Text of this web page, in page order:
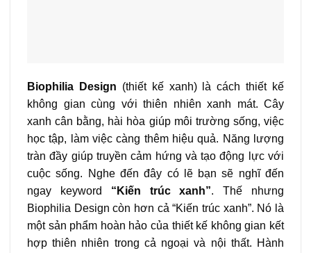
Biophilia Design (thiết kế xanh) là cách thiết kế
không gian cùng với thiên nhiên xanh mát. Cây
xanh cân bằng, hài hòa giúp môi trường sống, việc
học tập, làm việc càng thêm hiệu quả. Năng lượng
tràn đầy giúp truyền cảm hứng và tạo động lực với
cuộc sống. Nghe đến đây có lẽ bạn sẽ nghĩ đến
ngay keyword “Kiến trúc xanh”. Thế nhưng
Biophilia Design còn hơn cả “Kiến trúc xanh”. Nó là
một sản phẩm hoàn hảo của thiết kế không gian kết
hợp thiên nhiên trong cả ngoại và nội thất. Hành